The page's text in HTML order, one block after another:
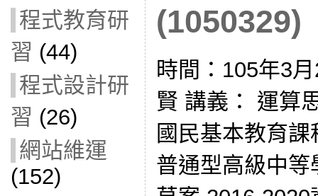
程式教育研
習 (44)
程式設計研
習 (26)
網站維運
(152)
(1050329)
時間：105年3
賢 講義： 運算
國民基本教育
普通型高級中